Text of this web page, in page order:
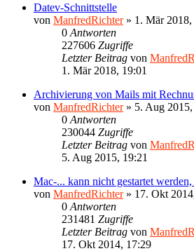
Datev-Schnittstelle
von ManfredRichter» 1. Mär 2018,
0 Antworten
227606 Zugriffe
Letzter Beitrag von
1. Mär 2018, 19:01
Archivierung von Mails mit
von ManfredRichter» 5. Aug 2015,
0 Antworten
230044 Zugriffe
Letzter Beitrag von
5. Aug 2015, 19:21
Mac-... kann nicht gestartet werden,
von ManfredRichter» 17. Okt
0 Antworten
231481 Zugriffe
Letzter Beitrag von
17. Okt 2014, 17:29